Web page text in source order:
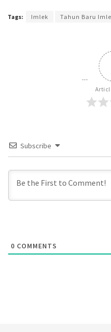
Tags: Imlek Tahun Baru
Subscribe
0 COMMENTS